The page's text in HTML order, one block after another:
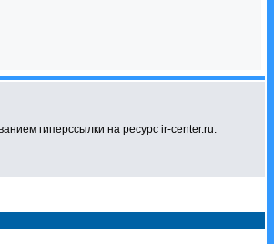
гиперссылки на ресурс ir-center.ru.